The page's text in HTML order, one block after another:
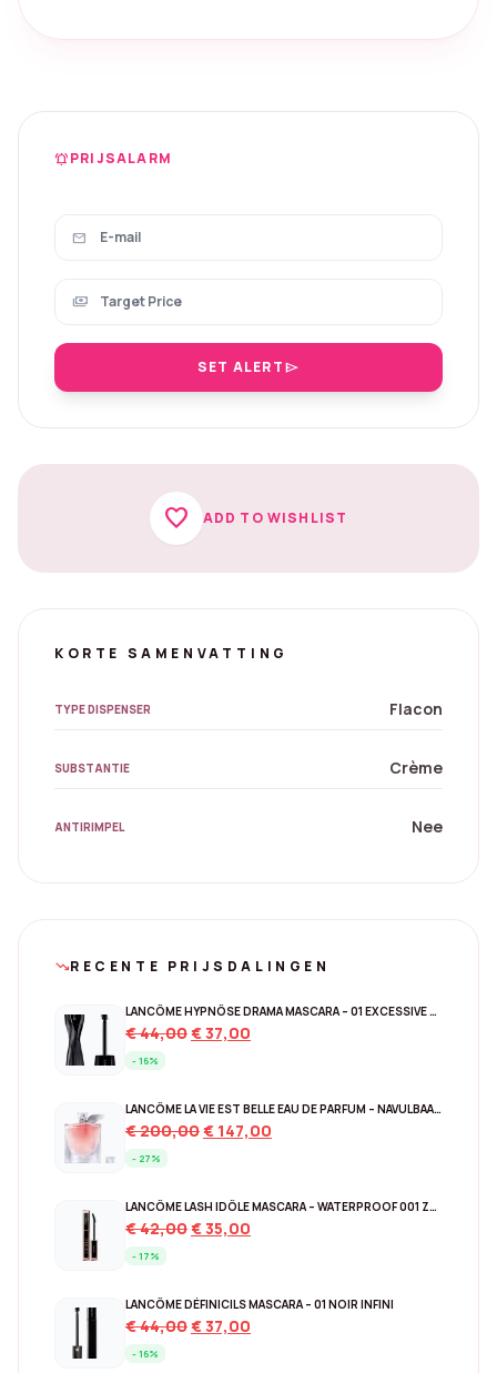
notifications_activePRIJSALARM
mail
payments
SET ALERTsend
favorite ADD TO WISHLIST
KORTE SAMENVATTING
TYPE DISPENSER Flacon
SUBSTANTIE Crème
ANTIRIMPEL Nee
trending_downRECENTE PRIJSDALINGEN
LANCÔME HYPNÔSE DRAMA MASCARA – 01 EXCESSIVE BLACK
€44,00Original
€37,00
- 16%
LANCÔME LA VIE EST BELLE EAU DE PARFUM – NAVULBAAR 150 ML
€200,00Original
€ 200,00.
€ 147,00
- 27%
LANCÔME LASH IDÔLE MASCARA – WATERPROOF 001 ZWART
€42,00Original
€ 42,00.
€35,00
- 17%
LANCÔME DÉFINICILS MASCARA – 01 NOIR INFINI
€44,00Original
€37,00
- 16%